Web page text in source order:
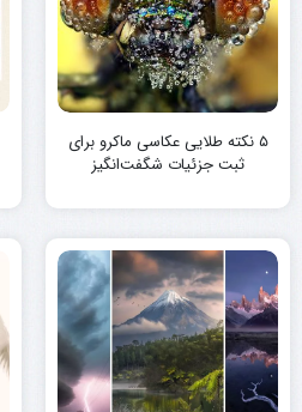
۵ نکته طلایی عکاسی ماکرو برای
ثبت جزئیات شگفت‌انگیز